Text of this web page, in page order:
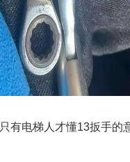
只有电梯人才懂13扳手的